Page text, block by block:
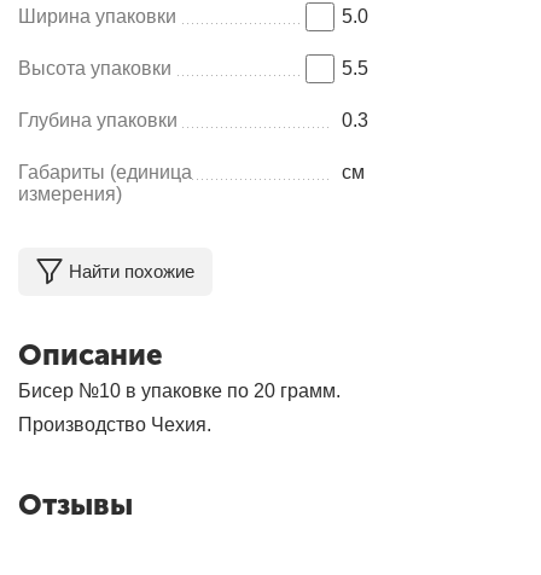
Ширина упаковки 5.0
Высота упаковки 5.5
Глубина упаковки 0.3
Габариты (единица
измерения)
см
Найти похожие
Описание
Бисер №10 в упаковке по 20 грамм.
Производство Чехия.
Отзывы